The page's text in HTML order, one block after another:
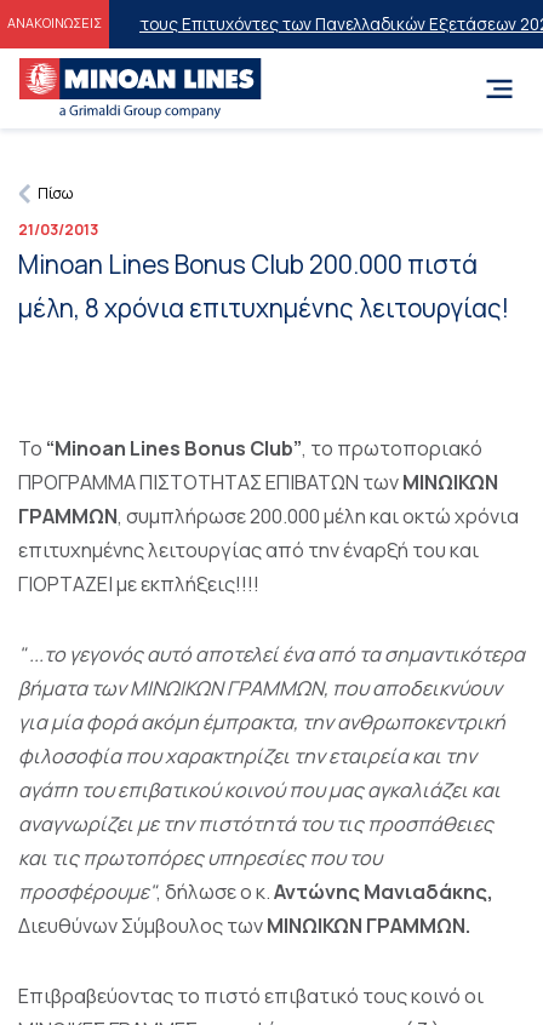
ΑΝΑΚΟΙΝΩΣΕΙΣ
Εκπτώσεις στους Επιτυχόντες των Πανελλαδικών Εξετάσεων 2026
Πίσω
21/03/2013
Minoan Lines Bonus Club 200.000 πιστά
μέλη, 8 χρόνια επιτυχημένης λειτουργίας!
To “Minoan Lines Bonus Club”, το πρωτοποριακό
ΠΡΟΓΡΑΜΜΑ ΠΙΣΤΟΤΗΤΑΣ ΕΠΙΒΑΤΩΝ τωνΜΙΝΩΙΚΩΝ
ΓΡΑΜΜΩΝ, συμπλήρωσε 200.000 μέλη και οκτώ χρόνια
επιτυχημένης λειτουργίας από την έναρξή του και
ΓΙΟΡΤΑΖΕΙ με εκπλήξεις!!!!
" ...το γεγονός αυτό αποτελεί ένα από τα σημαντικότερα
βήματα των ΜΙΝΩΙΚΩΝ ΓΡΑΜΜΩΝ, που αποδεικνύουν
για μία φορά ακόμη έμπρακτα, την ανθρωποκεντρική
φιλοσοφία που χαρακτηρίζει την εταιρεία και την
αγάπη του επιβατικού κοινού που μας αγκαλιάζει και
αναγνωρίζει με την πιστότητά του τις προσπάθειες
και τις πρωτοπόρες υπηρεσίες που του
προσφέρουμε", δήλωσε ο κ.Αντώνης Μανιαδάκης,
Διευθύνων Σύμβουλος τωνΜΙΝΩΙΚΩΝ ΓΡΑΜΜΩΝ.
Επιβραβεύοντας το πιστό επιβατικό τους κοινό οι